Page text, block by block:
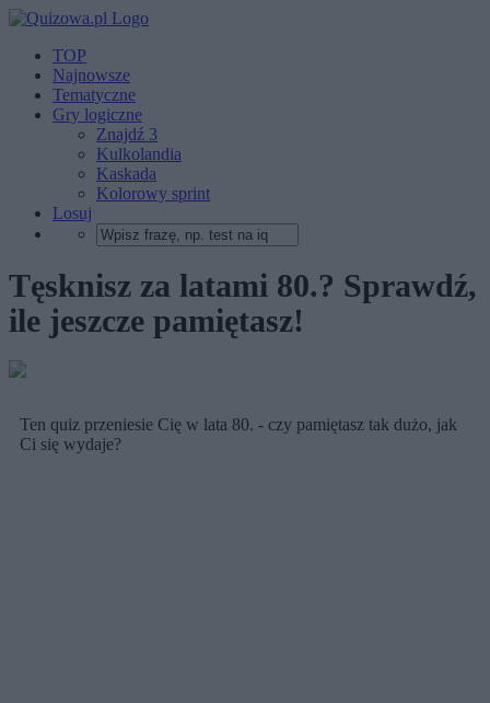
TOP
Najnowsze
Tematyczne
Gry logiczne
Znajdź 3
Kulkolandia
Kaskada
Kolorowy sprint
Losuj
Tęsknisz za latami 80.? Sprawdź,
ile jeszcze pamiętasz!
Ten quiz przeniesie Cię w lata 80. - czy pamiętasz tak dużo, jak
Ci się wydaje?